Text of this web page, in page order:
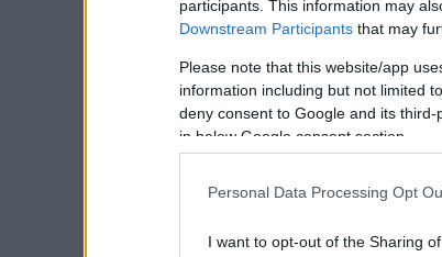
participants. This information may
Downstream Participants that may
Please note that this website/app
information including but not limited
deny consent to Google and its
in below Google consent section.
Personal Data Processing Opt
I want to opt-out of the Sharing